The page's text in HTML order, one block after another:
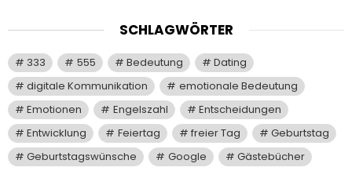
SCHLAGWÖRTER
333 555 Bedeutung
Dating
digitale Kommunikation
emotionale Bedeutung
Emotionen
Engelszahl
Entscheidungen
Entwicklung
Feiertag freier Tag
Geburtstag
Geburtstagswünsche
Google
Gästebücher